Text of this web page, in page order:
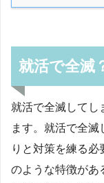
就活で全滅
就活で全滅してし
ます。就活で全
りと対策を練る
のような特徴があ